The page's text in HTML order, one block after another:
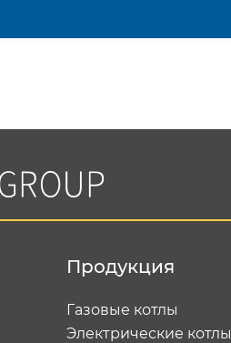
Продукция
Газовые котлы
Электрические котлы